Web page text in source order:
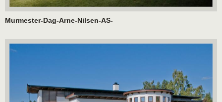
Murmester-Dag-Arne-Nilsen-AS-